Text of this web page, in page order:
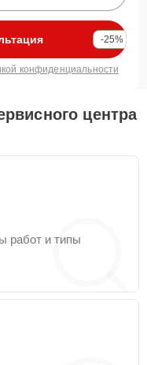
-25%
конфиденциальности
центра
работ и типы